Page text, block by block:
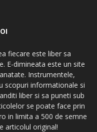
fiecare este liber sa
E-dimineata este un site
Instrumentele,
scopuri informationale si
liber si sa puneti sub
se poate face prin
in limita a 500 de semne
articolul original!